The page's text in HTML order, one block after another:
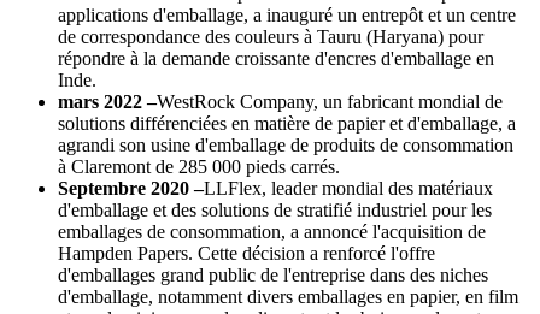
applications d'emballage, a inauguré un entrepôt et un centre
de correspondance des couleurs à Tauru (Haryana) pour
répondre à la demande croissante d'encres d'emballage en
Inde.
mars 2022 –WestRock Company, un fabricant mondial de
solutions différenciées en matière de papier et d'emballage, a
agrandi son usine d'emballage de produits de consommation
à Claremont de 285 000 pieds carrés.
Septembre 2020 –LLFlex, leader mondial des matériaux
d'emballage et des solutions de stratifié industriel pour les
emballages de consommation, a annoncé l'acquisition de
Hampden Papers. Cette décision a renforcé l'offre
d'emballages grand public de l'entreprise dans des niches
d'emballage, notamment divers emballages en papier, en film